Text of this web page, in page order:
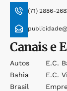
(71) 2886-
Canais e
Autos
Bahia
Brasil
E.c.
E.c.